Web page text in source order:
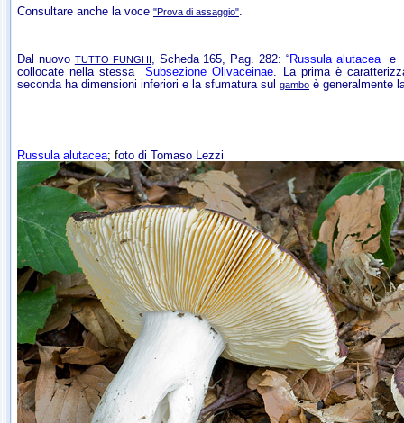
Consultare anche la voce "Prova di assaggio".
Dal nuovo TUTTO FUNGHI, Scheda 165, Pag. 282: “Russula alutaceae
collocate nella stessaSubsezione Olivaceinae. La prima è
seconda ha dimensioni inferiori e la sfumatura sul gambo è generalmente
Russula alutacea; foto di Tomaso Lezzi